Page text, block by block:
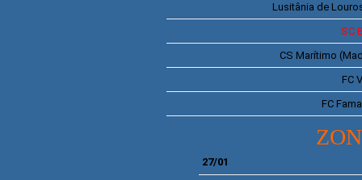
Lusitânia de
SC
CS Marítimo
FC
FC
27/01